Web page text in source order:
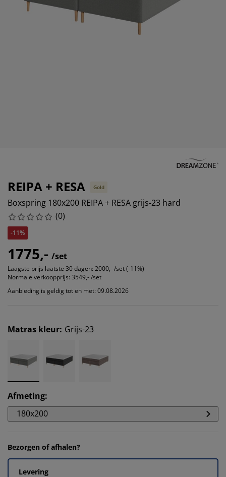
en accessoires
REIPA + RESA Gold
Boxspring 180x200 REIPA + RESA grijs-23 hard
(0)
-11%
1775,- /set
Laagste prijs laatste 30 dagen: 2000,- /set (-11%)
Normale verkoopprijs: 3549,- /set
Aanbieding is geldig tot en met: 09.08.2026
Matras kleur: Grijs-23
Afmeting:
180x200
Bezorgen of afhalen?
Levering